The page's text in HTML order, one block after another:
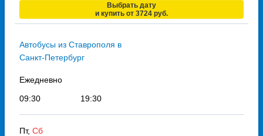
Выбрать дату
и купить от 3724 руб.
Автобусы из Ставрополя в
Санкт-Петербург
Ежедневно
09:30
19:30
Пт, Сб